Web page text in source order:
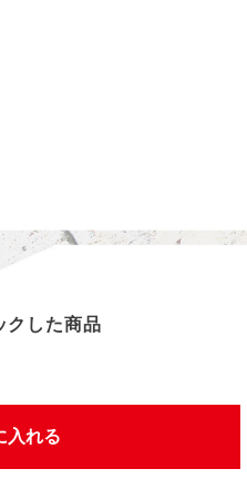
入れる
クした商品
んな商品を見ています